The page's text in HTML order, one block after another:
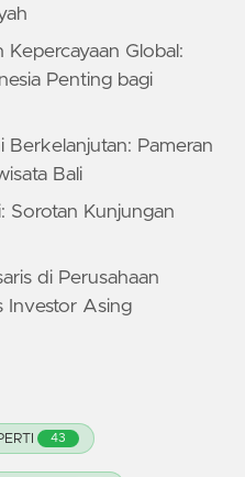
Global:
Penting bagi
Berkelanjutan: Pameran
Bali
Sorotan Kunjungan
di Perusahaan
Investor Asing
43